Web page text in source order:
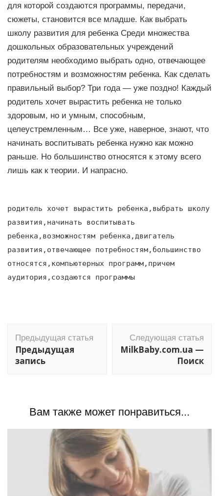
для которой создаются программы, передачи,
сюжеты, становится все младше. Как выбрать
школу развития для ребенка Среди множества
дошкольных образовательных учреждений
родителям необходимо выбрать одно, отвечающее
потребностям и возможностям ребенка. Как сделать
правильный выбор? Три года — уже поздно! Каждый
родитель хочет вырастить ребенка не только
здоровым, но и умным, способным,
целеустремленным… Все уже, наверное, знают, что
начинать воспитывать ребенка нужно как можно
раньше. Но большинство относятся к этому всего
лишь как к теории. И напрасно.
родитель хочет вырастить ребенка,выбрать школу
развития,начинать воспитывать
ребенка,возможностям ребенка,двигатель
развития,отвечающее потребностям,большинство
относятся,компьютерных программ,причем
аудитория,создаются программы
по
записям
Предыдущая статья
Предыдущая
запись
Следующая статья
MilkBaby.com.ua —
Поиск
Вам также может понравиться...